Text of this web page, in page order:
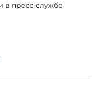
в пресс-службе